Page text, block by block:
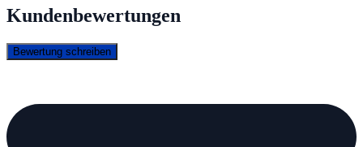
Kundenbewertungen
Bewertung schreiben